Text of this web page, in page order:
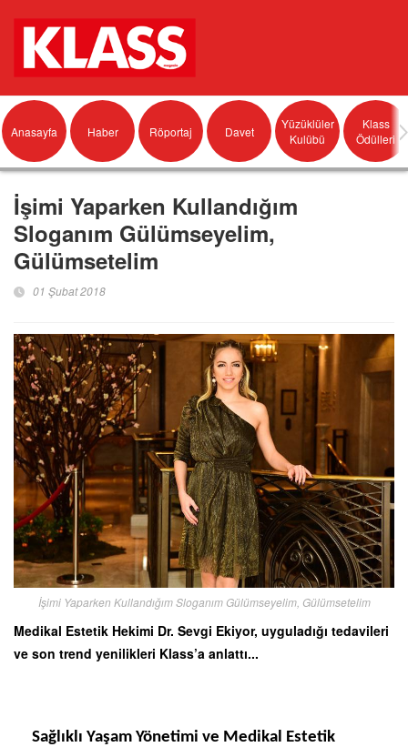
Anasayfa Haber Röportaj Davet
Yüzüklüler
Kulübü
Klass
Ödülleri
İşimi Yaparken Kullandığım
Sloganım Gülümseyelim,
Gülümsetelim
01 Şubat 2018
İşimi Yaparken Kullandığım Sloganım Gülümseyelim, Gülümsetelim
Medikal Estetik Hekimi Dr. Sevgi Ekiyor, uyguladığı tedavileri
ve son trend yenilikleri Klass’a anlattı...
Sağlıklı Yaşam Yönetimi ve Medikal Estetik